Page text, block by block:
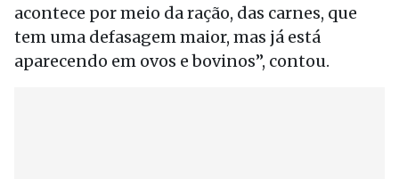
acontece por meio da ração, das carnes, que
tem uma defasagem maior, mas já está
aparecendo em ovos e bovinos”, contou.